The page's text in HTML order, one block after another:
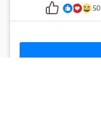
50